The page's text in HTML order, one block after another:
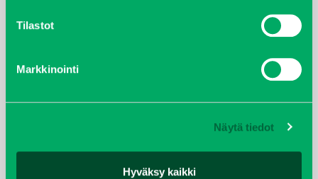
Tilastot
Markkinointi
Näytä tiedot
Hyväksy kaikki
huhtikuu 2019